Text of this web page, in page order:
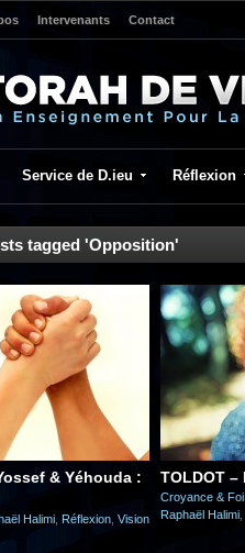
Intervenants Contact
Service de D.ieu Réflexion
tagged 'Opposition'
& Yéhouda :
Halimi Réflexion Vision
TOLDOT
Croyance & Foi
Raphaël Halimi